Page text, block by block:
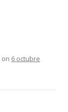
on 6 octubre